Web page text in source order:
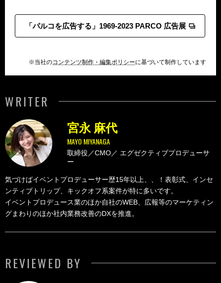
「パルコを広告する」1969-2023 PARCO 広告展
※当社のコンテンツ制作・編集ポリシーに基づいて制作しています
WRITER
MAYO MIYANAGA
宮永 麻代
取締役／CMO／ エグゼクティブプロデューサ
ー
気づけばイベントプロデューサー歴15年以上、、！表彰式、インセ
ンティブトリップ、キックオフ系案件が特に多いです。
イベントプロデュース業のほか自社のWEB、広報等のマーケティン
グまわりのほか社内業務改善のDXを推進。
REVIEWED BY